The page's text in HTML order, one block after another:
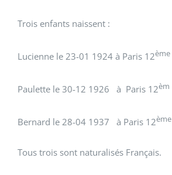
Trois enfants naissent :
Lucienne le 23-01 1924 à Paris 12ème
Paulette le 30-12 1926 à Paris 12èm
Bernard le 28-04 1937 à Paris 12ème
Tous trois sont naturalisés Français.